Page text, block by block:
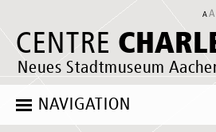
CENTRE
Neues Stadtmuseum
NAVIGATION